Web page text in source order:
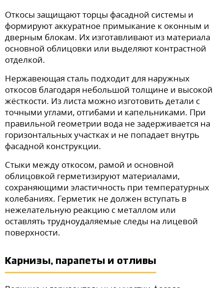
Откосы защищают торцы фасадной системы и
формируют аккуратное примыкание к оконным и
дверным блокам. Их изготавливают из материала
основной облицовки или выделяют контрастной
отделкой.
Нержавеющая сталь подходит для наружных
откосов благодаря небольшой толщине и высокой
жёсткости. Из листа можно изготовить детали с
точными углами, отгибами и капельниками. При
правильной геометрии вода не задерживается на
горизонтальных участках и не попадает внутрь
фасадной конструкции.
Стыки между откосом, рамой и основной
облицовкой герметизируют материалами,
сохраняющими эластичность при температурных
колебаниях. Герметик не должен вступать в
нежелательную реакцию с металлом или
оставлять трудноудаляемые следы на лицевой
поверхности.
Карнизы, парапеты и отливы